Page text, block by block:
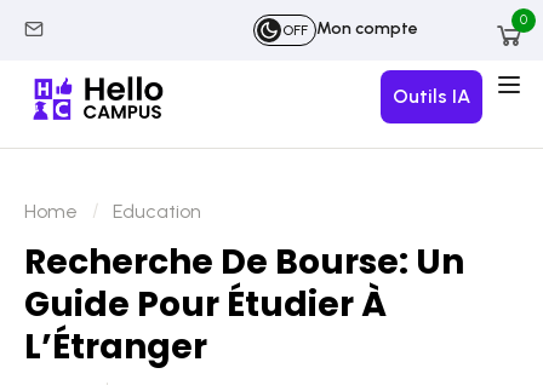
OFF Mon compte 0
Outils IA
Home Education
Recherche De Bourse: Un
Guide Pour Étudier À
L’Étranger